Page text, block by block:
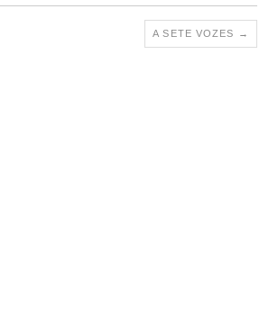
A SETE VOZES →